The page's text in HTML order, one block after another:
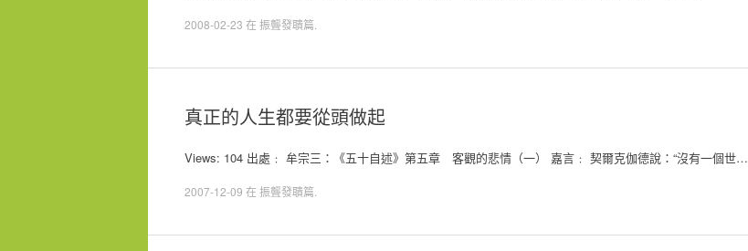
2008-02-23 在 振聾發聵篇
真正的人生都要從頭做起
Views: 104 出處﹕ 牟宗三：《五十自述》第五章 客觀的悲情（一） 嘉言﹕ 契爾克伽德說：“沒有一個世…
2007-12-09 在 振聾發聵篇